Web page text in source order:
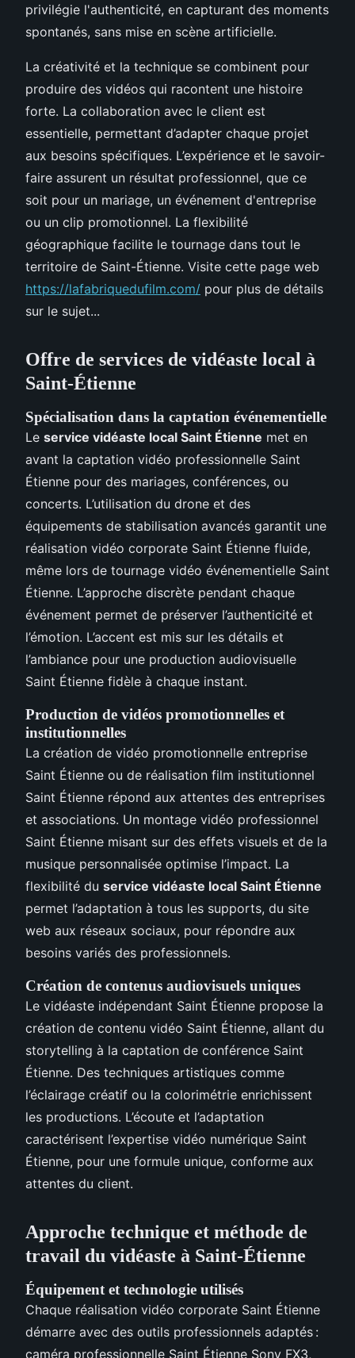
privilégie l'authenticité, en capturant des moments
spontanés, sans mise en scène artificielle.
La créativité et la technique se combinent pour
produire des vidéos qui racontent une histoire
forte. La collaboration avec le client est
essentielle, permettant d’adapter chaque projet
aux besoins spécifiques. L’expérience et le savoir-
faire assurent un résultat professionnel, que ce
soit pour un mariage, un événement d'entreprise
ou un clip promotionnel. La flexibilité
géographique facilite le tournage dans tout le
territoire de Saint-Étienne. Visite cette page web
https://lafabriquedufilm.com/ pour plus de détails
sur le sujet...
Offre de services de vidéaste local à
Saint-Étienne
Spécialisation dans la captation événementielle
Le service vidéaste local Saint Étienne met en
avant la captation vidéo professionnelle Saint
Étienne pour des mariages, conférences, ou
concerts. L’utilisation du drone et des
équipements de stabilisation avancés garantit une
réalisation vidéo corporate Saint Étienne fluide,
même lors de tournage vidéo événementielle Saint
Étienne. L’approche discrète pendant chaque
événement permet de préserver l’authenticité et
l’émotion. L’accent est mis sur les détails et
l’ambiance pour une production audiovisuelle
Saint Étienne fidèle à chaque instant.
Production de vidéos promotionnelles et
institutionnelles
La création de vidéo promotionnelle entreprise
Saint Étienne ou de réalisation film institutionnel
Saint Étienne répond aux attentes des entreprises
et associations. Un montage vidéo professionnel
Saint Étienne misant sur des effets visuels et de la
musique personnalisée optimise l’impact. La
flexibilité du service vidéaste local Saint Étienne
permet l’adaptation à tous les supports, du site
web aux réseaux sociaux, pour répondre aux
besoins variés des professionnels.
Création de contenus audiovisuels uniques
Le vidéaste indépendant Saint Étienne propose la
création de contenu vidéo Saint Étienne, allant du
storytelling à la captation de conférence Saint
Étienne. Des techniques artistiques comme
l’éclairage créatif ou la colorimétrie enrichissent
les productions. L’écoute et l’adaptation
caractérisent l’expertise vidéo numérique Saint
Étienne, pour une formule unique, conforme aux
attentes du client.
Approche technique et méthode de
travail du vidéaste à Saint-Étienne
Équipement et technologie utilisés
Chaque réalisation vidéo corporate Saint Étienne
démarre avec des outils professionnels adaptés :
caméra professionnelle Saint Étienne Sony FX3,